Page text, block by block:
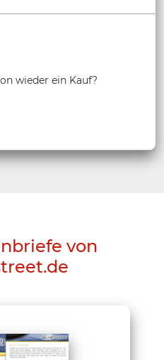
wieder ein Kauf?
von